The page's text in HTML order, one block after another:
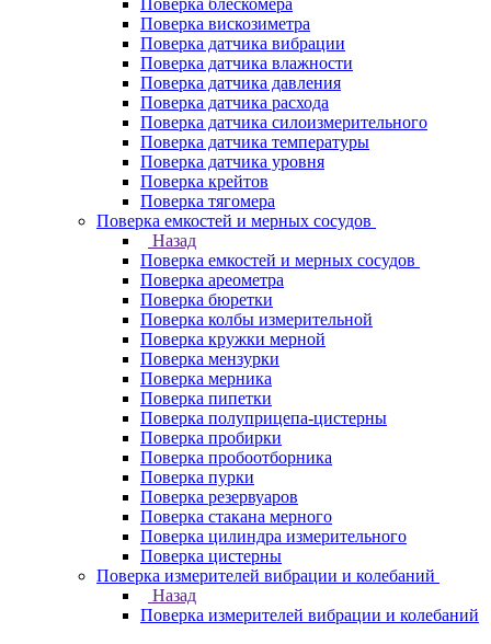
Поверка блескомера
Поверка вискозиметра
Поверка датчика вибрации
Поверка датчика влажности
Поверка датчика давления
Поверка датчика расхода
Поверка датчика силоизмерительного
Поверка датчика температуры
Поверка датчика уровня
Поверка крейтов
Поверка тягомера
Поверка емкостей и мерных сосудов
Назад
Поверка емкостей и мерных сосудов
Поверка ареометра
Поверка бюретки
Поверка колбы измерительной
Поверка кружки мерной
Поверка мензурки
Поверка мерника
Поверка пипетки
Поверка полуприцепа-цистерны
Поверка пробирки
Поверка пробоотборника
Поверка пурки
Поверка резервуаров
Поверка стакана мерного
Поверка цилиндра измерительного
Поверка цистерны
Поверка измерителей вибрации и колебаний
Назад
Поверка измерителей вибрации и колебаний